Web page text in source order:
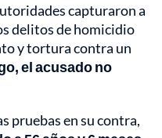
capturaron a
delitos de homicidio
y tortura contra un
el acusado no
pruebas en su contra,